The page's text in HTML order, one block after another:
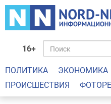
16+
ПОЛИТИКА ЭКОНОМИКА
ПРОИСШЕСТВИЯ